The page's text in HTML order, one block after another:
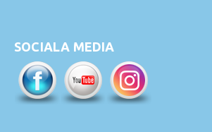
SOCIALA MEDIA